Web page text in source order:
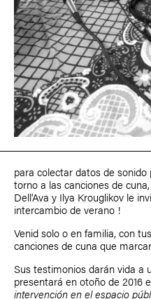
para colectar datos de sonido
torno a las canciones de
Dell'Ava y Ilya Krouglikov le
intercambio de verano !
Venid solo o en familia, con
canciones de cuna que
Sus testimonios darán vida a
presentará en otoño de 2016
intervención en el espacio